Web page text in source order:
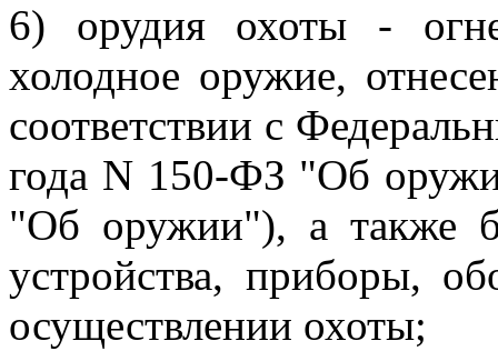
6) орудия охоты -
холодное оружие,
соответствии с
года N 150-ФЗ "Об
"Об оружии"), а также
устройства, приборы,
осуществлении охоты;